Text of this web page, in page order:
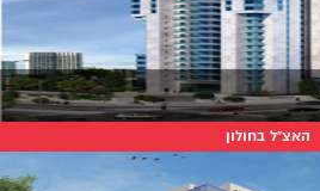
האצ"ל בחולון